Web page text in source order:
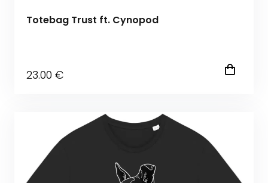
Totebag Trust ft. Cynopod
23.00 €